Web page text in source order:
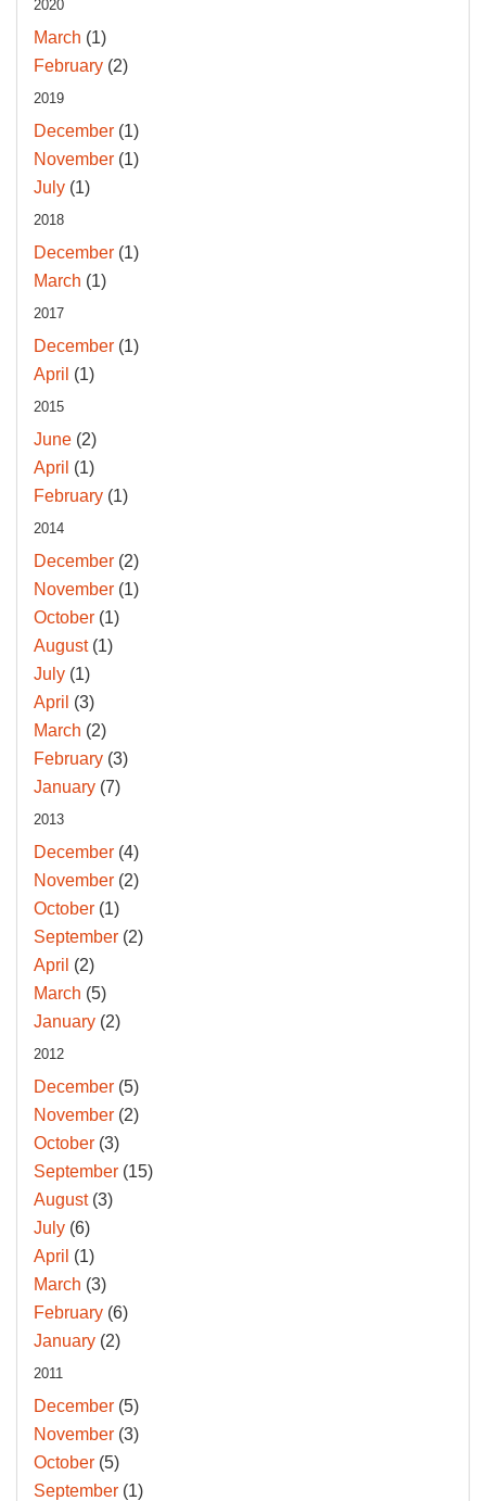
2020
March (1)
February (2)
2019
December (1)
November (1)
July (1)
2018
December (1)
March (1)
2017
December (1)
April (1)
2015
June (2)
April (1)
February (1)
2014
December (2)
November (1)
October (1)
August(1)
July (1)
April (3)
March (2)
February (3)
January (7)
2013
December (4)
November (2)
October (1)
September (2)
April (2)
March (5)
January (2)
2012
December (5)
November (2)
October (3)
September (15)
August(3)
July (6)
April (1)
March (3)
February (6)
January (2)
2011
December (5)
November (3)
October (5)
September (1)